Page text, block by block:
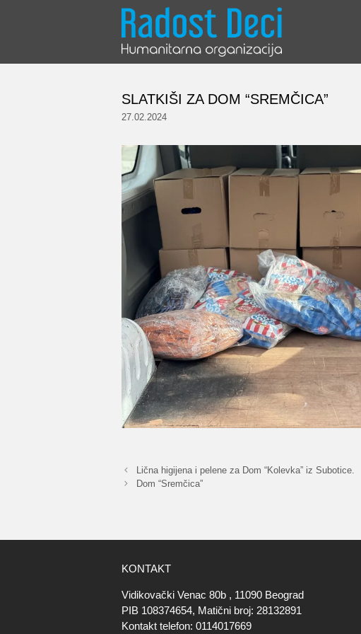
SLATKIŠI ZA DOM “SREMČICA”
27.02.2024
Lična higijena i pelene za Dom “Kolevka” iz Subotice.
Dom “Sremčica”
KONTAKT
Vidikovački Venac 80b , 11090 Beograd
PIB 108374654, Matični broj: 28132891
Kontakt telefon: 0114017669